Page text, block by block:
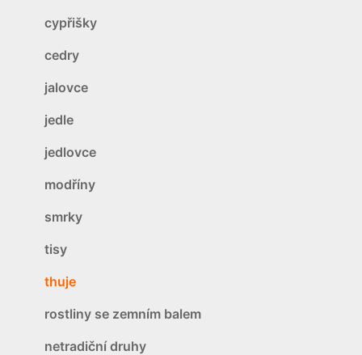
cypřišky
cedry
jalovce
jedle
jedlovce
modříny
smrky
tisy
thuje
rostliny se zemním balem
netradiční druhy